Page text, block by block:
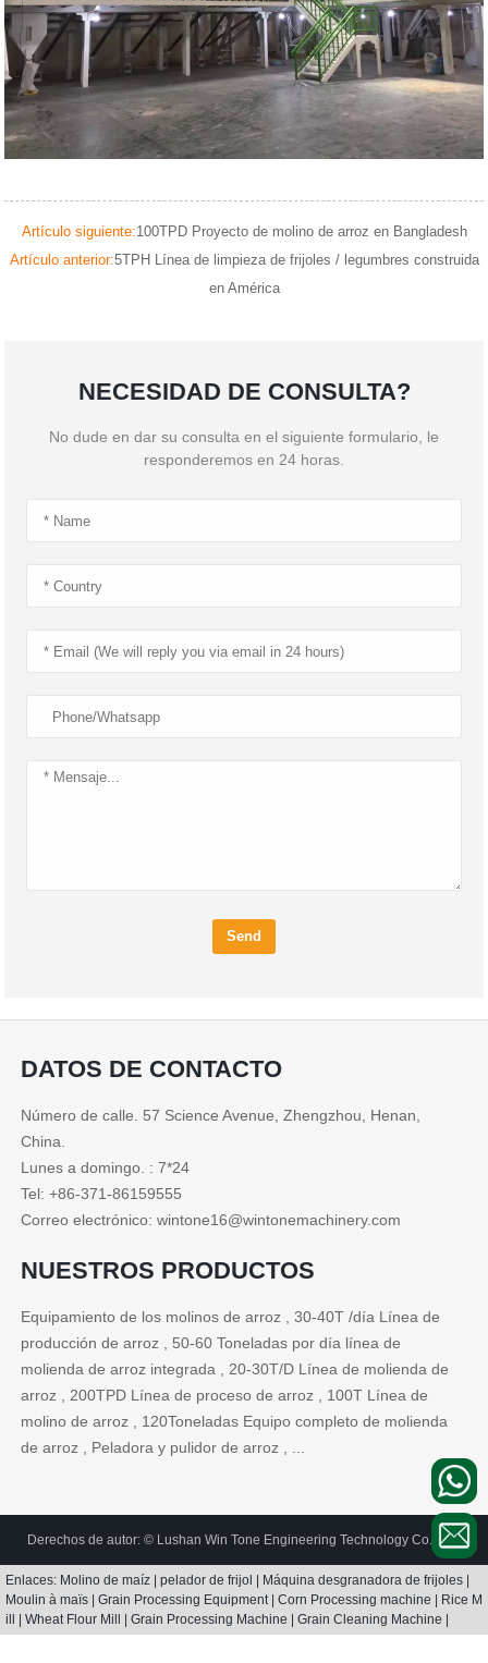
Artículo siguiente:100TPD Proyecto de molino de arroz en Bangladesh
Artículo anterior:5TPH Línea de limpieza de frijoles / legumbres construida
en América
NECESIDAD DE CONSULTA?
No dude en dar su consulta en el siguiente formulario, le
responderemos en 24 horas.
Send
DATOS DE CONTACTO
Número de calle. 57 Science Avenue, Zhengzhou, Henan,
China.
Lunes a domingo. : 7*24
Tel: +86-371-86159555
Correo electrónico: wintone16@wintonemachinery.com
NUESTROS PRODUCTOS
Equipamiento de los molinos de arroz , 30-40T /día Línea de
producción de arroz , 50-60 Toneladas por día línea de
molienda de arroz integrada , 20-30T/D Línea de molienda de
arroz , 200TPD Línea de proceso de arroz , 100T Línea de
molino de arroz , 120Toneladas Equipo completo de molienda
de arroz , Peladora y pulidor de arroz , ...
Derechos de autor: © Lushan Win Tone Engineering Technology Co., Ltd.
Enlaces: Molino de maíz pelador de frijol Máquina desgranadora de frijoles
Moulin à maïs
Grain Processing Equipment Corn Processing machine
Rice M
ill
Wheat Flour Mill Grain Processing Machine Grain Cleaning Machine